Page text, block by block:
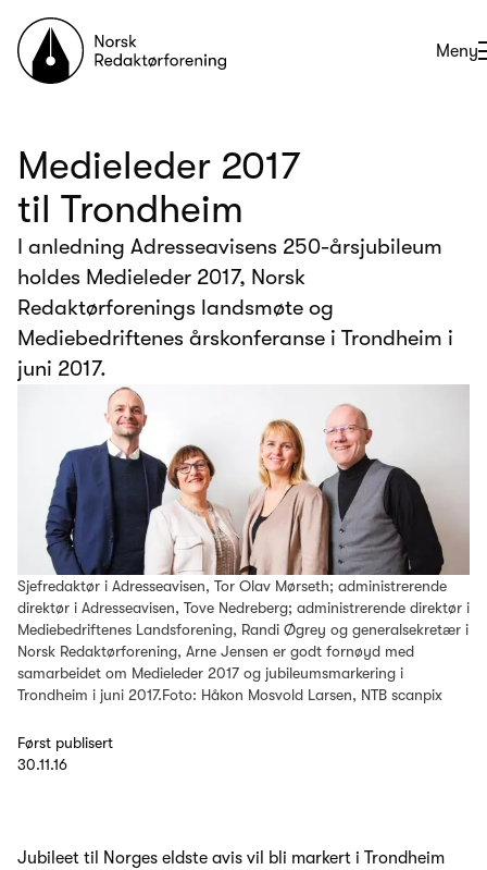
Til forsiden
Åpne
Meny
Medieleder 2017
til Trondheim
I anledning Adresseavisens 250-årsjubileum
holdes Medieleder 2017, Norsk
Redaktørforenings landsmøte og
Mediebedriftenes årskonferanse i Trondheim i
juni 2017.
Sjefredaktør i Adresseavisen, Tor Olav Mørseth; administrerende
direktør i Adresseavisen, Tove Nedreberg; administrerende direktør i
Mediebedriftenes Landsforening, Randi Øgrey og generalsekretær i
Norsk Redaktørforening, Arne Jensen er godt fornøyd med
samarbeidet om Medieleder 2017 og jubileumsmarkering i
Trondheim i juni 2017.Foto: Håkon Mosvold Larsen, NTB scanpix
Først publisert
30.11.16
Jubileet til Norges eldste avis vil bli markert i Trondheim